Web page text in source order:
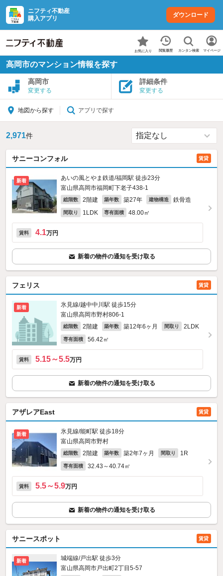
ニフティ不動産
購入アプリ
ダウンロード
お気に入り 閲覧履歴 カンタン検索 マイページ
高岡市のマンション情報を探す
高岡市
変更する
詳細条件
変更する
地図から探す アプリで探す
2,971件
サニーコンフォル 賃貸
新着
あいの風とやま鉄道/福岡駅 徒歩23分
富山県高岡市福岡町下老子438‐1
総階数 2階建 築年数 築27年 建物構造 鉄骨造
間取り 1LDK 専有面積 48.00㎡
賃料 4.1万円
新着の物件の通知を受け取る
フェリス 賃貸
新着
氷見線/越中中川駅 徒歩15分
富山県高岡市野村806‐1
総階数 2階建 築年数 築12年6ヶ月 間取り 2LDK
専有面積 56.42㎡
賃料 5.15～5.5万円
新着の物件の通知を受け取る
アザレアEast 賃貸
新着
氷見線/能町駅 徒歩18分
富山県高岡市野村
総階数 2階建 築年数 築2年7ヶ月 間取り 1R
専有面積 32.43～40.74㎡
賃料 5.5～5.9万円
新着の物件の通知を受け取る
サニースポット 賃貸
新着
城端線/戸出駅 徒歩3分
富山県高岡市戸出町2丁目5-57